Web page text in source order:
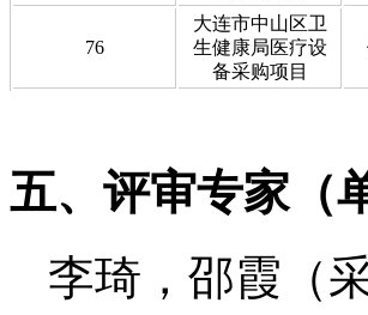
76
大连市中山区卫
生健康局医疗设
备采购项目
五、评审专家（
李琦，邵霞（